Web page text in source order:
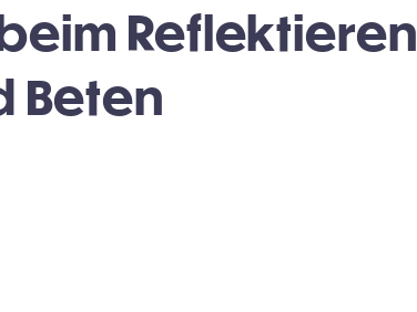
Reflektieren
Beten